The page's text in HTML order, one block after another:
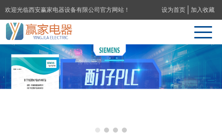
欢迎光临西安赢家电器设备有限公司官方网站！ 设为首页 加入收藏